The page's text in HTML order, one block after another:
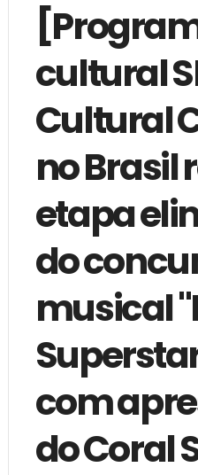
cultural
Cultural
no Brasil
etapa
do
musical
com
do Coral